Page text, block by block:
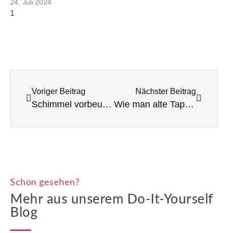
24. Juli 2024
Voriger Beitrag
Schimmel vorbeugen: Farben und Anstriche, die helfen
Nächster Beitrag
Wie man alte Tapetenreste kreativ wiederverwendet
Schon gesehen?
Mehr aus unserem Do-It-Yourself
Blog